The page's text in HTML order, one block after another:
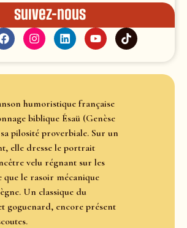
Suivez-nous
humoristique française
biblique Ésaü (Genèse
pilosité proverbiale. Sur un
elle dresse le portrait
velu régnant sur les
que le rasoir mécanique
Un classique du
goguenard, encore présent